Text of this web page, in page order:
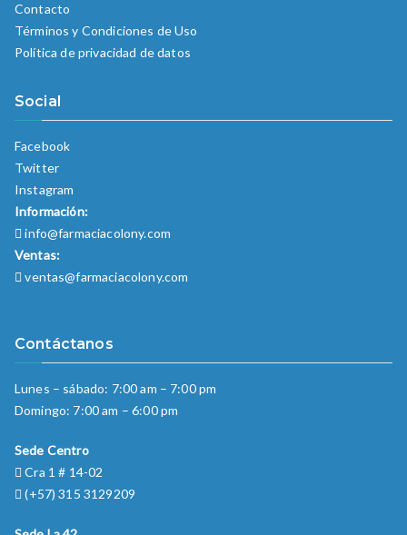
Contacto
Términos y Condiciones de Uso
Política de privacidad de datos
Social
Facebook
Twitter
Instagram
Información:
info@farmaciacolony.com
Ventas:
ventas@farmaciacolony.com
Contáctanos
Lunes – sábado: 7:00 am – 7:00 pm
Domingo: 7:00 am – 6:00 pm
Sede Centro
Cra 1 # 14-02
(+57) 315 3129209